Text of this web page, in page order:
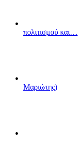
πολιτισμού και…
Μαριώτης)